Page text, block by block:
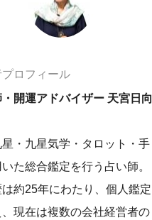
ロフィール
開運アドバイザー 天宮日向
・九星気学・タロット・手
た総合鑑定を行う占い師。
約25年にわたり、個人鑑定
、現在は複数の会社経営者の